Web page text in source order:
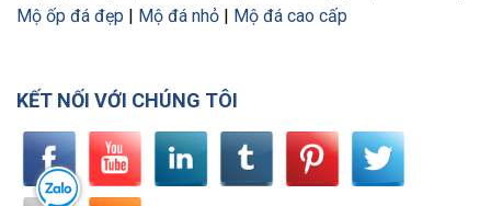
Mộ ốp đá đẹp | Mộ đá nhỏ | Mộ đá cao cấp
KẾT NỐI VỚI CHÚNG TÔI